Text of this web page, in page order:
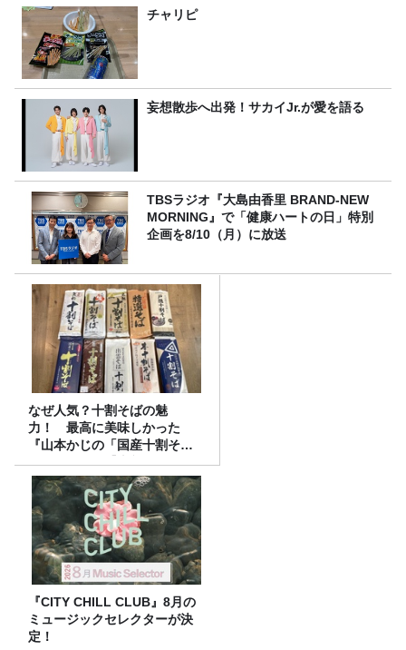
チャリピ
妄想散歩へ出発！サカイJr.が愛を語る
TBSラジオ『大島由香里 BRAND-NEW
MORNING』で「健康ハートの日」特別
企画を8/10（月）に放送
なぜ人気？十割そばの魅
力！ 最高に美味しかった
『山本かじの「国産十割そ
ば」』とは？【十割そば10種
食べ比べ】
『CITY CHILL CLUB』8月の
ミュージックセレクターが決
定！